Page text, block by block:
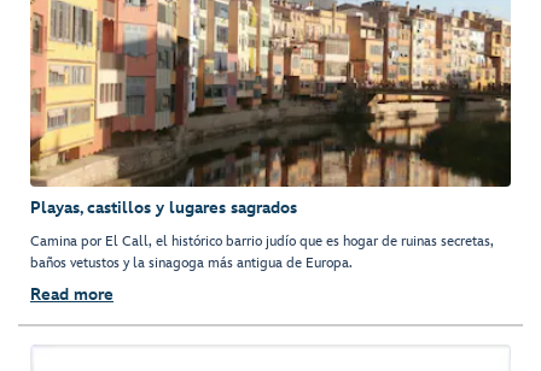
Playas, castillos y lugares sagrados
Camina por El Call, el histórico barrio judío que es hogar de ruinas secretas,
baños vetustos y la sinagoga más antigua de Europa.
Read more